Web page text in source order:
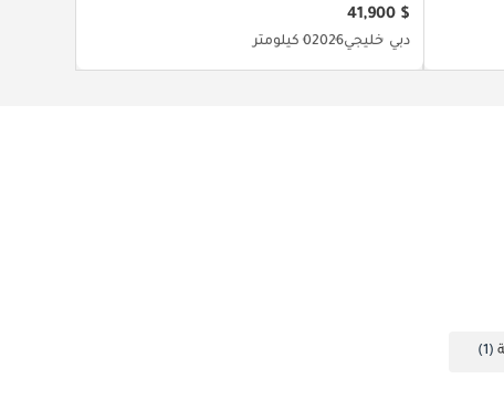
$ 41,900
دبي خليجي20260 كيلومتر
(1)